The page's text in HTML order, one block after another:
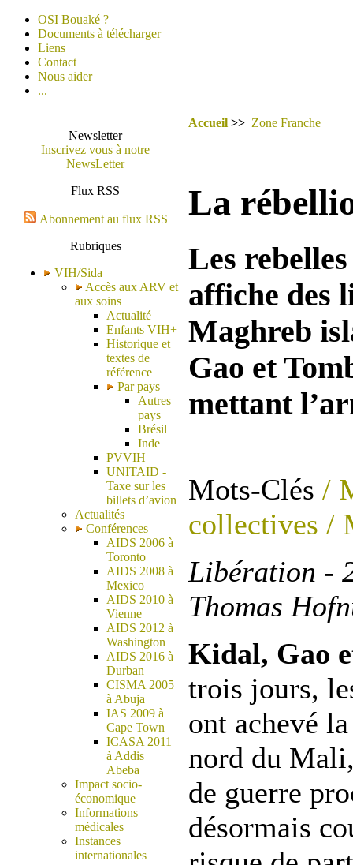
OSI Bouaké ?
Documents à télécharger
Liens
Contact
Nous aider
...
Newsletter
Inscrivez vous à notre
NewsLetter
Flux RSS
Abonnement au flux RSS
Rubriques
VIH/Sida
Accès aux ARV et
aux soins
Actualité
Enfants VIH+
Historique et
textes de
référence
Par pays
Autres
pays
Brésil
Inde
PVVIH
UNITAID -
Taxe sur les
billets d’avion
Actualités
Conférences
AIDS 2006 à
Toronto
AIDS 2008 à
Mexico
AIDS 2010 à
Vienne
AIDS 2012 à
Washington
AIDS 2016 à
Durban
CISMA 2005
à Abuja
IAS 2009 à
Cape Town
ICASA 2011
à Addis
Abeba
Impact socio-
économique
Informations
médicales
Instances
internationales
Accueil >> Zone Franche
La
Les
affiche des
Maghreb
Gao et
mettant
Mots-Clés /
collectives /
Libération -
Thomas
Kidal, Gao
trois jours,
ont achevé
nord du
de guerre
désormais